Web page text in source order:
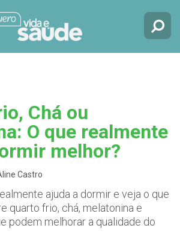
Chá ou
O que realmente
melhor?
Castro
ajuda a dormir e veja o que
quarto frio, chá, melatonina e
podem melhorar a qualidade do